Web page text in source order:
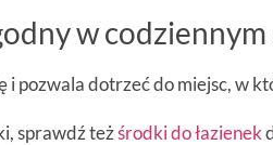
w
i pozwala dotrzeć do miejsc, w
sprawdź teżśrodki do łazienek